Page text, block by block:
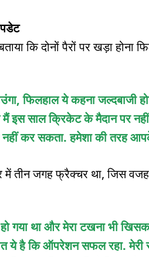
कि दोनों पैरों पर खड़ा होना
फिलहाल ये कहना जल्दबाजी
मैं इस साल क्रिकेट के मैदान पर
नहीं कर सकता. हमेशा की तरह
में तीन जगह फ्रैक्चर था, जिस
हो गया था और मेरा टखना भी
ये है कि ऑपरेशन सफल रहा. मेरी